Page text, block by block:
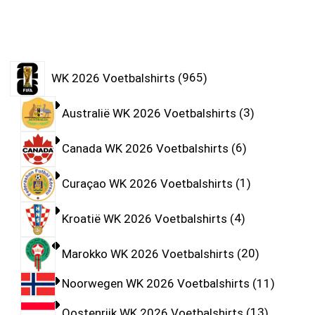
WK 2026 Voetbalshirts 965
Australië WK 2026 Voetbalshirts 3
Canada WK 2026 Voetbalshirts 6
Curaçao WK 2026 Voetbalshirts 1
Kroatië WK 2026 Voetbalshirts 4
Marokko WK 2026 Voetbalshirts 20
Noorwegen WK 2026 Voetbalshirts 11